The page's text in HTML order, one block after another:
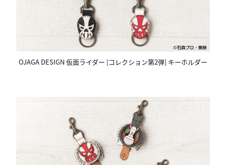
OJAGA DESIGN 仮面ライダー [コレクション第2弾] キーホルダー